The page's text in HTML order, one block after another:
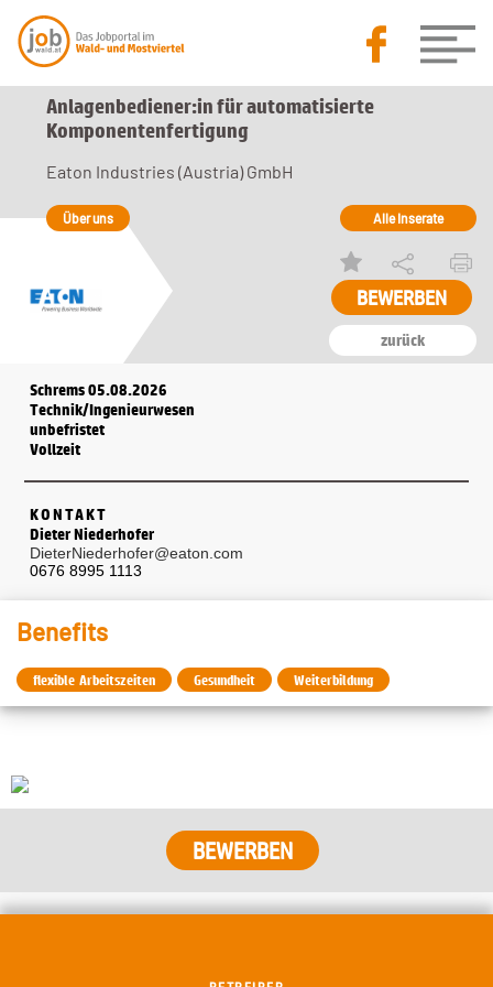
Anlagenbediener:in für automatisierte
Komponentenfertigung
zurück
Eaton Industries (Austria) GmbH
Über uns Alle Inserate
BEWERBEN
Schrems 05.08.2026
Technik/Ingenieurwesen
unbefristet
Vollzeit
KONTAKT
Dieter Niederhofer
DieterNiederhofer@eaton.com
0676 8995 1113
Benefits
flexible Arbeitszeiten Gesundheit Weiterbildung
BEWERBEN